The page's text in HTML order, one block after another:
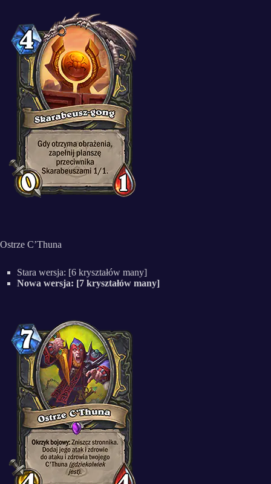
Ostrze C’Thuna
Stara wersja: [6 kryształów many]
Nowa wersja: [7 kryształów many]